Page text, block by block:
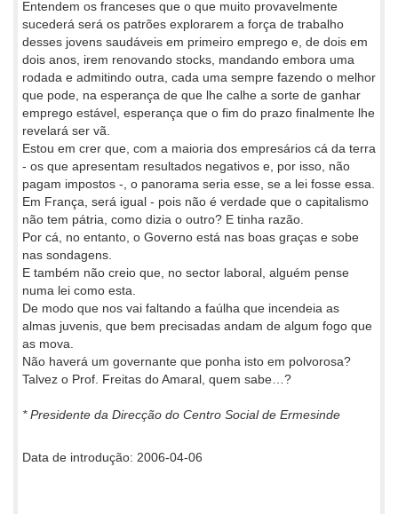
Entendem os franceses que o que muito provavelmente
sucederá será os patrões explorarem a força de trabalho
desses jovens saudáveis em primeiro emprego e, de dois em
dois anos, irem renovando stocks, mandando embora uma
rodada e admitindo outra, cada uma sempre fazendo o melhor
que pode, na esperança de que lhe calhe a sorte de ganhar
emprego estável, esperança que o fim do prazo finalmente lhe
revelará ser vã.
Estou em crer que, com a maioria dos empresários cá da terra
- os que apresentam resultados negativos e, por isso, não
pagam impostos -, o panorama seria esse, se a lei fosse essa.
Em França, será igual - pois não é verdade que o capitalismo
não tem pátria, como dizia o outro? E tinha razão.
Por cá, no entanto, o Governo está nas boas graças e sobe
nas sondagens.
E também não creio que, no sector laboral, alguém pense
numa lei como esta.
De modo que nos vai faltando a faúlha que incendeia as
almas juvenis, que bem precisadas andam de algum fogo que
as mova.
Não haverá um governante que ponha isto em polvorosa?
Talvez o Prof. Freitas do Amaral, quem sabe…?
* Presidente da Direcção do Centro Social de Ermesinde
Data de introdução: 2006-04-06